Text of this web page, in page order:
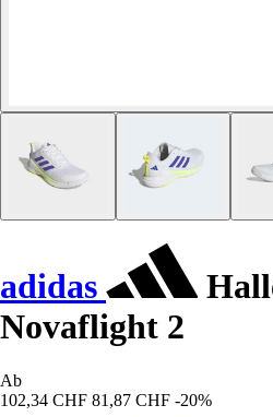
adidas
Novaflight 2
Ab
102,34 CHF 81,87 CHF -20%